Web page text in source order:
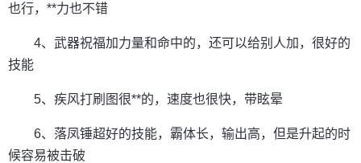
也行，**力也不错
4、武器祝福加力量和命中的，还可以给别人加，很好的
技能
5、疾风打刷图很**的，速度也很快，带眩晕
6、落凤锤超好的技能，霸体长，输出高，但是升起的时
候容易被击破